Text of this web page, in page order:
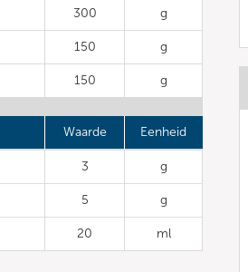
300 g
150 g
150 g
Waarde Eenheid
3 g
5 g
20 ml